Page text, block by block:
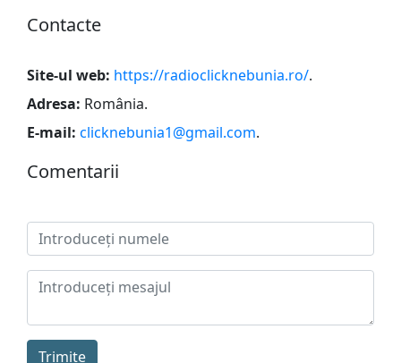
Сontacte
Site-ul web: https://radioclicknebunia.ro/.
Adresa: România.
E-mail: clicknebunia1@gmail.com.
Сomentarii
Trimite